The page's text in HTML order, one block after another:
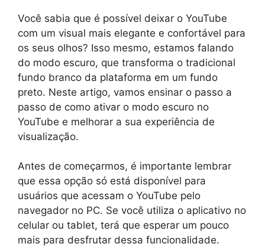
Você sabia que é possível deixar o YouTube
com um visual mais elegante e confortável para
os seus olhos? Isso mesmo, estamos falando
do modo escuro, que transforma o tradicional
fundo branco da plataforma em um fundo
preto. Neste artigo, vamos ensinar o passo a
passo de como ativar o modo escuro no
YouTube e melhorar a sua experiência de
visualização.
Antes de começarmos, é importante lembrar
que essa opção só está disponível para
usuários que acessam o YouTube pelo
navegador no PC. Se você utiliza o aplicativo no
celular ou tablet, terá que esperar um pouco
mais para desfrutar dessa funcionalidade.